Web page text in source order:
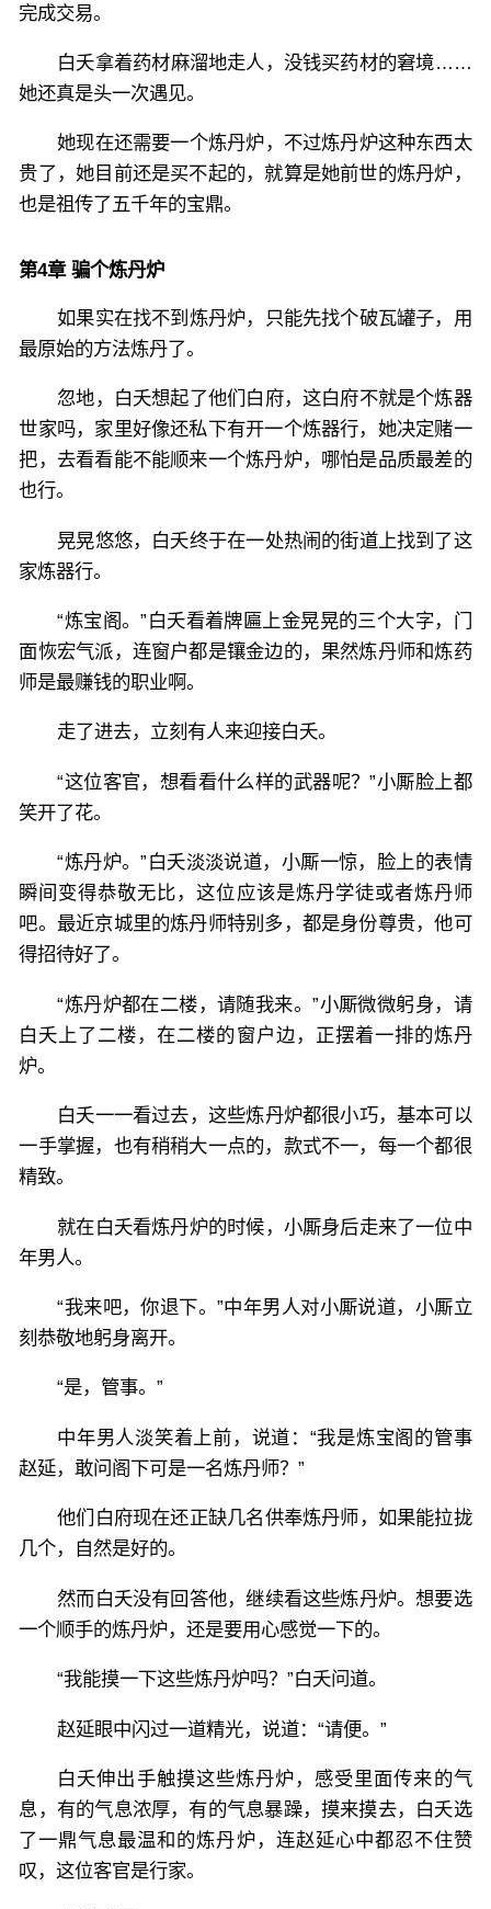
完成交易。
白夭拿着药材麻溜地走人，没钱买药材的窘境……
她还真是头一次遇见。
她现在还需要一个炼丹炉，不过炼丹炉这种东西太
贵了，她目前还是买不起的，就算是她前世的炼丹炉，
也是祖传了五千年的宝鼎。
第4章 骗个炼丹炉
如果实在找不到炼丹炉，只能先找个破瓦罐子，用
最原始的方法炼丹了。
忽地，白夭想起了他们白府，这白府不就是个炼器
世家吗，家里好像还私下有开一个炼器行，她决定赌一
把，去看看能不能顺来一个炼丹炉，哪怕是品质最差的
也行。
晃晃悠悠，白夭终于在一处热闹的街道上找到了这
家炼器行。
“炼宝阁。”白夭看着牌匾上金晃晃的三个大字，门
面恢宏气派，连窗户都是镶金边的，果然炼丹师和炼药
师是最赚钱的职业啊。
走了进去，立刻有人来迎接白夭。
“这位客官，想看看什么样的武器呢？”小厮脸上都
笑开了花。
“炼丹炉。”白夭淡淡说道，小厮一惊，脸上的表情
瞬间变得恭敬无比，这位应该是炼丹学徒或者炼丹师
吧。最近京城里的炼丹师特别多，都是身份尊贵，他可
得招待好了。
“炼丹炉都在二楼，请随我来。”小厮微微躬身，请
白夭上了二楼，在二楼的窗户边，正摆着一排的炼丹
炉。
白夭一一看过去，这些炼丹炉都很小巧，基本可以
一手掌握，也有稍稍大一点的，款式不一，每一个都很
精致。
就在白夭看炼丹炉的时候，小厮身后走来了一位中
年男人。
“我来吧，你退下。”中年男人对小厮说道，小厮立
刻恭敬地躬身离开。
“是，管事。”
中年男人淡笑着上前，说道：“我是炼宝阁的管事
赵延，敢问阁下可是一名炼丹师？”
他们白府现在还正缺几名供奉炼丹师，如果能拉拢
几个，自然是好的。
然而白夭没有回答他，继续看这些炼丹炉。想要选
一个顺手的炼丹炉，还是要用心感觉一下的。
“我能摸一下这些炼丹炉吗？”白夭问道。
赵延眼中闪过一道精光，说道：“请便。”
白夭伸出手触摸这些炼丹炉，感受里面传来的气
息，有的气息浓厚，有的气息暴躁，摸来摸去，白夭选
了一鼎气息最温和的炼丹炉，连赵延心中都忍不住赞
叹，这位客官是行家。